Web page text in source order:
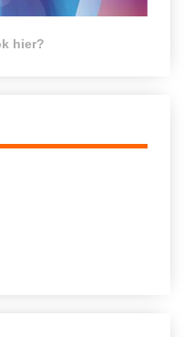
hier?